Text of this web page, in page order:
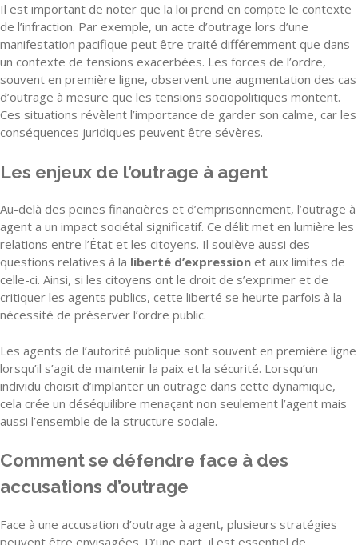
Il est important de noter que la loi prend en compte le contexte
de l’infraction. Par exemple, un acte d’outrage lors d’une
manifestation pacifique peut être traité différemment que dans
un contexte de tensions exacerbées. Les forces de l’ordre,
souvent en première ligne, observent une augmentation des cas
d’outrage à mesure que les tensions sociopolitiques montent.
Ces situations révèlent l’importance de garder son calme, car les
conséquences juridiques peuvent être sévères.
Les enjeux de l’outrage à agent
Au-delà des peines financières et d’emprisonnement, l’outrage à
agent a un impact sociétal significatif. Ce délit met en lumière les
relations entre l’État et les citoyens. Il soulève aussi des
questions relatives à la liberté d’expression et aux limites de
celle-ci. Ainsi, si les citoyens ont le droit de s’exprimer et de
critiquer les agents publics, cette liberté se heurte parfois à la
nécessité de préserver l’ordre public.
Les agents de l’autorité publique sont souvent en première ligne
lorsqu’il s’agit de maintenir la paix et la sécurité. Lorsqu’un
individu choisit d’implanter un outrage dans cette dynamique,
cela crée un déséquilibre menaçant non seulement l’agent mais
aussi l’ensemble de la structure sociale.
Comment se défendre face à des
accusations d’outrage
Face à une accusation d’outrage à agent, plusieurs stratégies